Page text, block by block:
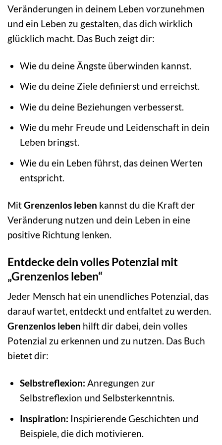
Veränderungen in deinem Leben vorzunehmen
und ein Leben zu gestalten, das dich wirklich
glücklich macht. Das Buch zeigt dir:
Wie du deine Ängste überwinden kannst.
Wie du deine Ziele definierst und erreichst.
Wie du deine Beziehungen verbesserst.
Wie du mehr Freude und Leidenschaft in dein
Leben bringst.
Wie du ein Leben führst, das deinen Werten
entspricht.
MitGrenzenlos leben kannst du die Kraft der
Veränderung nutzen und dein Leben in eine
positive Richtung lenken.
Entdecke dein volles Potenzial mit
„Grenzenlos leben“
Jeder Mensch hat ein unendliches Potenzial, das
darauf wartet, entdeckt und entfaltet zu werden.
Grenzenlos leben hilft dir dabei, dein volles
Potenzial zu erkennen und zu nutzen. Das Buch
bietet dir:
Selbstreflexion: Anregungen zur
Selbstreflexion und Selbsterkenntnis.
Inspiration: Inspirierende Geschichten und
Beispiele, die dich motivieren.